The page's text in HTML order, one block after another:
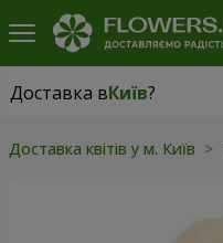
Доставка вКиїв?
Доставка вКиїв
Доставка квітів у м. Київ >